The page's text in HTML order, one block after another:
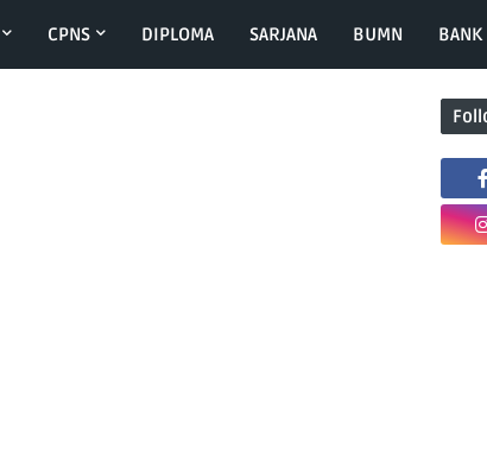
CPNS DIPLOMA SARJANA BUMN BANK